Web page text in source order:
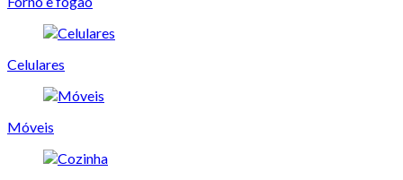
Celulares
Móveis